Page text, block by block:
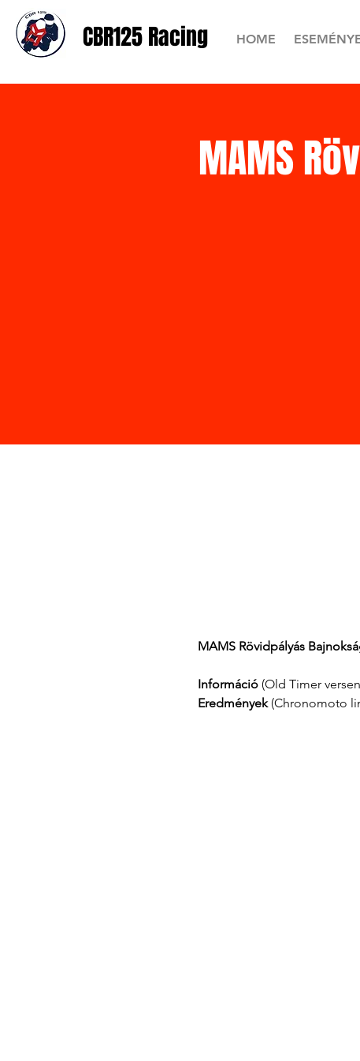
HOME
CBR125 Racing
MAMS
MAMS Rövidpályás
Információ (Old Timer
Eredmények (Chronomoto